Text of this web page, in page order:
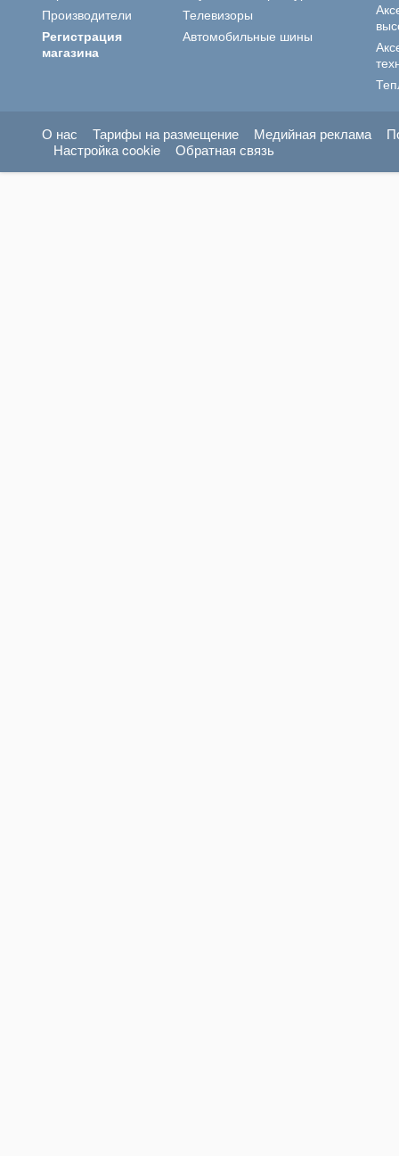
Производители
Регистрация
магазина
Телевизоры
Автомобильные шины
О нас Тарифы на размещение Медийная реклама
Настройка cookie
Обратная связь